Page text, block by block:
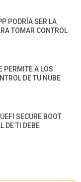
PODRÍA SER LA
TOMAR CONTROL
PERMITE A LOS
DE TU NUBE
SECURE BOOT
DE TI DEBE